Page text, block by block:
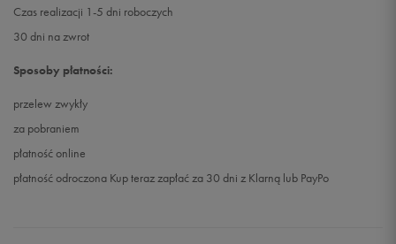
Czas realizacji 1-5 dni roboczych
30 dni na zwrot
Sposoby płatności:
przelew zwykły
za pobraniem
płatność online
płatność odroczona Kup teraz zapłać za 30 dni z Klarną lub PayPo